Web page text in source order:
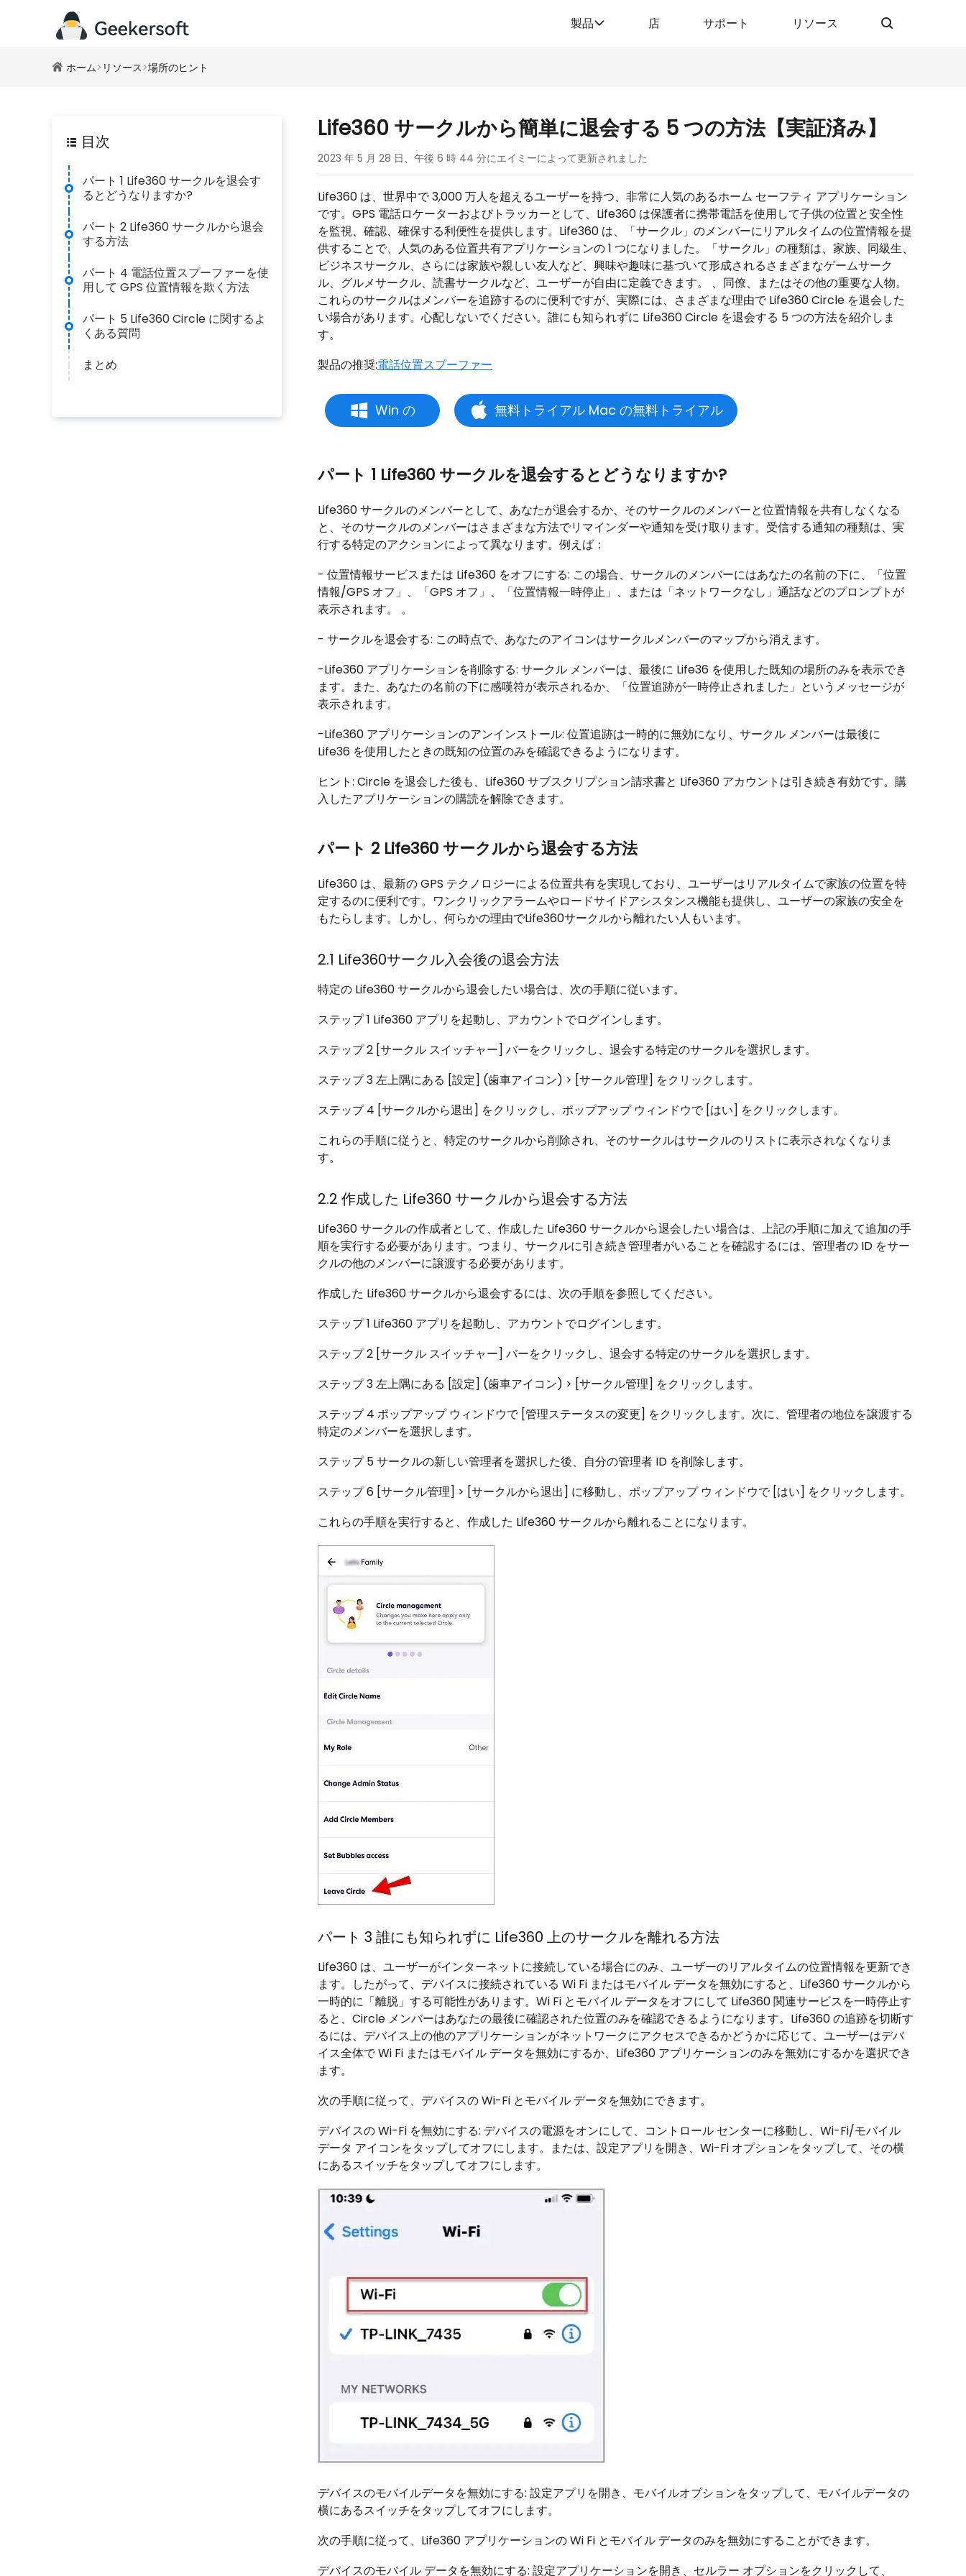
製品 店 サポート リソース
ホーム> リソース >場所のヒント
目次
パート 1 Life360 サークルを退会す
るとどうなりますか?
パート 2 Life360 サークルから退会
する方法
パート 4 電話位置スプーファーを使
用して GPS 位置情報を欺く方法
パート 5 Life360 Circle に関するよ
くある質問
まとめ
Life360 サークルから簡単に退会する 5 つの方法【実証済み】
2023 年 5 月 28 日、午後 6 時 44 分にエイミーによって更新されました
Life360 は、世界中で 3,000 万人を超えるユーザーを持つ、非常に人気のあるホーム セーフティ アプリケーション
です。GPS 電話ロケーターおよびトラッカーとして、Life360 は保護者に携帯電話を使用して子供の位置と安全性
を監視、確認、確保する利便性を提供します。Life360 は、「サークル」のメンバーにリアルタイムの位置情報を提
供することで、人気のある位置共有アプリケーションの 1 つになりました。「サークル」の種類は、家族、同級生、
ビジネスサークル、さらには家族や親しい友人など、興味や趣味に基づいて形成されるさまざまなゲームサーク
ル、グルメサークル、読書サークルなど、ユーザーが自由に定義できます。 、同僚、またはその他の重要な人物。
これらのサークルはメンバーを追跡するのに便利ですが、実際には、さまざまな理由で Life360 Circle を退会した
い場合があります。心配しないでください。誰にも知られずに Life360 Circle を退会する 5 つの方法を紹介しま
す。
製品の推奨:電話位置スプーファー
Win の 無料トライアル Mac の無料トライアル
パート 1 Life360 サークルを退会するとどうなりますか?
Life360 サークルのメンバーとして、あなたが退会するか、そのサークルのメンバーと位置情報を共有しなくなる
と、そのサークルのメンバーはさまざまな方法でリマインダーや通知を受け取ります。受信する通知の種類は、実
行する特定のアクションによって異なります。例えば：
- 位置情報サービスまたは Life360 をオフにする: この場合、サークルのメンバーにはあなたの名前の下に、「位置
情報/GPS オフ」、「GPS オフ」、「位置情報一時停止」、または「ネットワークなし」通話などのプロンプトが
表示されます。 。
- サークルを退会する: この時点で、あなたのアイコンはサークルメンバーのマップから消えます。
-Life360 アプリケーションを削除する: サークル メンバーは、最後に Life36 を使用した既知の場所のみを表示でき
ます。また、あなたの名前の下に感嘆符が表示されるか、「位置追跡が一時停止されました」というメッセージが
表示されます。
-Life360 アプリケーションのアンインストール: 位置追跡は一時的に無効になり、サークル メンバーは最後に
Life36 を使用したときの既知の位置のみを確認できるようになります。
ヒント: Circle を退会した後も、Life360 サブスクリプション請求書と Life360 アカウントは引き続き有効です。購
入したアプリケーションの購読を解除できます。
パート 2 Life360 サークルから退会する方法
Life360 は、最新の GPS テクノロジーによる位置共有を実現しており、ユーザーはリアルタイムで家族の位置を特
定するのに便利です。ワンクリックアラームやロードサイドアシスタンス機能も提供し、ユーザーの家族の安全を
もたらします。しかし、何らかの理由でLife360サークルから離れたい人もいます。
2.1 Life360サークル入会後の退会方法
特定の Life360 サークルから退会したい場合は、次の手順に従います。
ステップ 1 Life360 アプリを起動し、アカウントでログインします。
ステップ 2 [サークル スイッチャー] バーをクリックし、退会する特定のサークルを選択します。
ステップ 3 左上隅にある [設定] (歯車アイコン) > [サークル管理] をクリックします。
ステップ 4 [サークルから退出] をクリックし、ポップアップ ウィンドウで [はい] をクリックします。
これらの手順に従うと、特定のサークルから削除され、そのサークルはサークルのリストに表示されなくなりま
す。
2.2 作成した Life360 サークルから退会する方法
Life360 サークルの作成者として、作成した Life360 サークルから退会したい場合は、上記の手順に加えて追加の手
順を実行する必要があります。つまり、サークルに引き続き管理者がいることを確認するには、管理者の ID をサー
クルの他のメンバーに譲渡する必要があります。
作成した Life360 サークルから退会するには、次の手順を参照してください。
ステップ 1 Life360 アプリを起動し、アカウントでログインします。
ステップ 2 [サークル スイッチャー] バーをクリックし、退会する特定のサークルを選択します。
ステップ 3 左上隅にある [設定] (歯車アイコン) > [サークル管理] をクリックします。
ステップ 4 ポップアップ ウィンドウで [管理ステータスの変更] をクリックします。次に、管理者の地位を譲渡する
特定のメンバーを選択します。
ステップ 5 サークルの新しい管理者を選択した後、自分の管理者 ID を削除します。
ステップ 6 [サークル管理] > [サークルから退出] に移動し、ポップアップ ウィンドウで [はい] をクリックします。
これらの手順を実行すると、作成した Life360 サークルから離れることになります。
パート 3 誰にも知られずに Life360 上のサークルを離れる方法
Life360 は、ユーザーがインターネットに接続している場合にのみ、ユーザーのリアルタイムの位置情報を更新でき
ます。したがって、デバイスに接続されている Wi Fi またはモバイル データを無効にすると、Life360 サークルから
一時的に「離脱」する可能性があります。Wi Fi とモバイル データをオフにして Life360 関連サービスを一時停止す
ると、Circle メンバーはあなたの最後に確認された位置のみを確認できるようになります。Life360 の追跡を切断す
るには、デバイス上の他のアプリケーションがネットワークにアクセスできるかどうかに応じて、ユーザーはデバ
イス全体で Wi Fi またはモバイル データを無効にするか、Life360 アプリケーションのみを無効にするかを選択でき
ます。
次の手順に従って、デバイスの Wi-Fi とモバイル データを無効にできます。
デバイスの Wi-Fi を無効にする: デバイスの電源をオンにして、コントロール センターに移動し、Wi-Fi/モバイル
データ アイコンをタップしてオフにします。または、設定アプリを開き、Wi-Fi オプションをタップして、その横
にあるスイッチをタップしてオフにします。
デバイスのモバイルデータを無効にする: 設定アプリを開き、モバイルオプションをタップして、モバイルデータの
横にあるスイッチをタップしてオフにします。
次の手順に従って、Life360 アプリケーションの Wi Fi とモバイル データのみを無効にすることができます。
デバイスのモバイル データを無効にする: 設定アプリケーションを開き、セルラー オプションをクリックして、